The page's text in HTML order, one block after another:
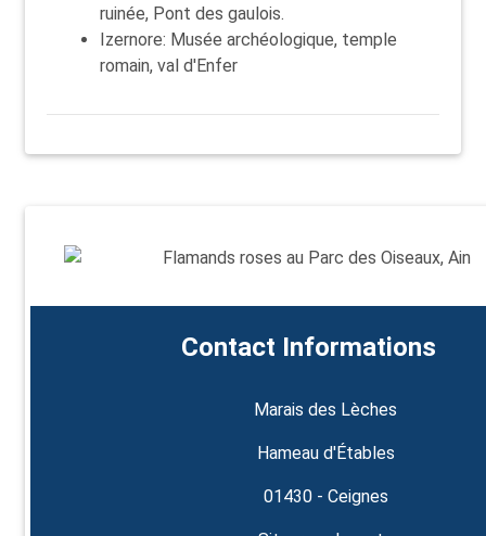
ruinée, Pont des gaulois.
Izernore: Musée archéologique, temple
romain, val d'Enfer
Contact Informations
Marais des Lèches
Hameau d'Étables
01430 - Ceignes